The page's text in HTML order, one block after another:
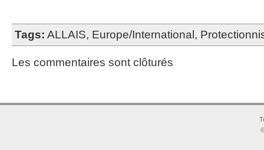
Tags: ALLAIS, Europe/International ,
Les commentaires sont clôturés